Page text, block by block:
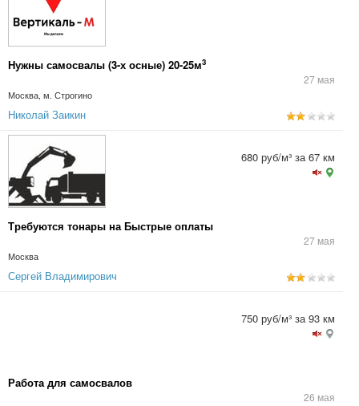
Нужны самосвалы (3-х осные) 20-25м3
27 мая
Москва, м. Строгино
Николай Заикин
Требуются тонары на Быстрые оплаты
27 мая
Москва
680 руб/м³ за 67 км
Сергей Владимирович
Работа для самосвалов
26 мая
750 руб/м³ за 93 км